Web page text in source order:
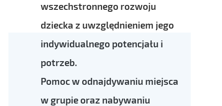
wszechstronnego rozwoju
dziecka z uwzględnieniem jego
indywidualnego potencjału i
potrzeb.
Pomoc w odnajdywaniu miejsca
w grupie oraz nabywaniu